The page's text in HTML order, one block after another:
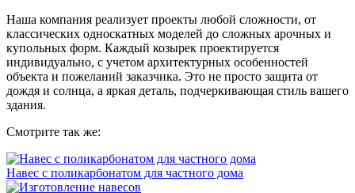
Наша компания реализует проекты любой сложности, от
классических односкатных моделей до сложных арочных и
купольных форм. Каждый козырек проектируется
индивидуально, с учетом архитектурных особенностей
объекта и пожеланий заказчика. Это не просто защита от
дождя и солнца, а яркая деталь, подчеркивающая стиль вашего
здания.
Смотрите так же:
Навес с поликарбонатом для частного дома